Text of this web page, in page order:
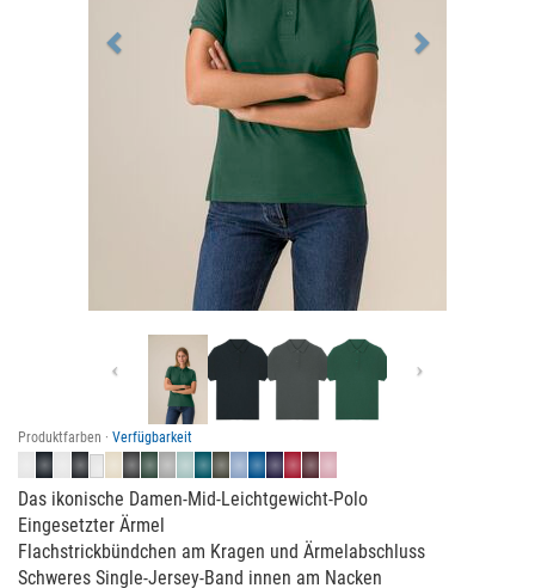
Previous
Produktfarben · Verfügbarkeit
Das ikonische Damen-Mid-Leichtgewicht-Polo
Eingesetzter Ärmel
Flachstrickbündchen am Kragen und Ärmelabschluss
Schweres Single-Jersey-Band innen am Nacken